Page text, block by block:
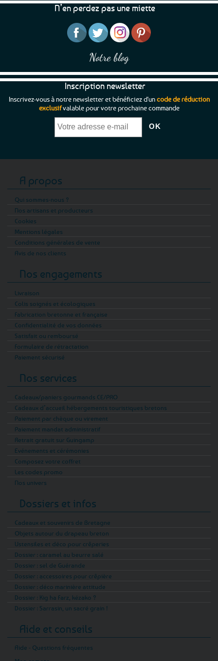
N’en perdez pas une miette
Notre blog
Inscription newsletter
Inscrivez-vous à notre newsletter et bénéficiez d'uncode de réduction
exclusifvalable pour votre prochaine commande
A propos
Qui sommes-nous ?
Nos artisans et producteurs
Cookies
Mentions légales
Conditions générales de vente
Avis de nos clients
Nos engagements
Livraison
Colis soignés et écologiques
Fabrication bretonne et française
Confidentialité de vos données
Satisfait ou remboursé
Formulaire de rétractation
Paiement sécurisé
Nos services
Cadeaux/paniers gourmands CE/PRO
Cadeaux d’accueil hébergements touristiques bretons
Paiement par chèque ou virement
Paiement mandat administratif
Retrait gratuit sur Guingamp
Evénements et cérémonies
Composez votre coffret
Les codes promo
Nos univers
Dossiers et infos
Cadeaux et souvenirs de Bretagne
Objets autour du drapeau breton
Ustensiles et déco pour crêperies
Dossier : caramel au beurre salé
Dossier : sel de Guérande
Dossier : accessoires pour crêpière
Dossier : déco marinière attitude
Dossier : Kig ha Farz, kézako ?
Dossier : Sarrasin, un sacré grain !
Aide et conseils
Aide - Questions fréquentes